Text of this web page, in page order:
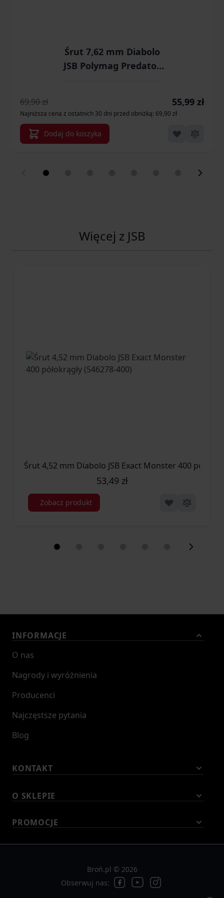
Śrut 7,62 mm Diabolo
JSB Polymag Predator
69,90 zł Cena
55,99 zł
Najniższa cena z ostatnich 30 dni przed obniżką: 69,90 zł
Dodaj do koszyka
Więcej z JSB
Śrut 4,52 mm Diabolo JSB Exact Monster 400
53,49 zł
Zobacz produkt
INFORMACJE
O nas
Nagrody i wyróżnienia
Producenci
Najczęstsze pytania
Blog
KONTAKT
O SKLEPIE
PROMOCJE
Broń.pl © 2026
Obserwuj nas: